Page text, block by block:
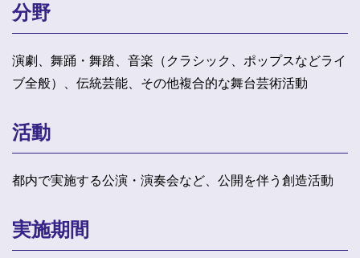
分野
演劇、舞踊・舞踏、音楽（クラシック、ポップスなどライ
ブ全般）、伝統芸能、その他複合的な舞台芸術活動
活動
都内で実施する公演・演奏会など、公開を伴う創造活動
実施期間